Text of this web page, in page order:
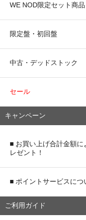
WE NOD限定セット商品
限定盤・初回盤
中古・デッドストック
セール
キャンペーン
■ お買い上げ合計金額
レゼント！
■ ポイントサービスにつ
ご利用ガイド